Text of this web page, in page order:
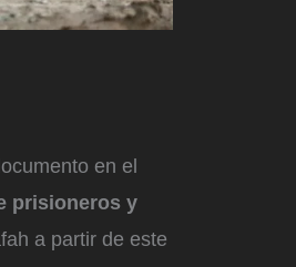
en el
prisioneros y
a partir de este